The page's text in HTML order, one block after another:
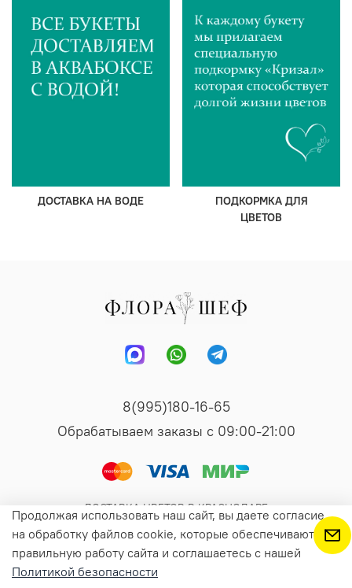
В корзину
ДОСТАВКА НА ВОДЕ
ПОДКОРМКА ДЛЯ
ЦВЕТОВ
8(995)180-16-65
Обрабатываем заказы с 09:00-21:00
ДОСТАВКА ЦВЕТОВ В КРАСНОДАРЕ
Продолжая использовать наш сайт, вы даете согласие
на обработку файлов cookie, которые обеспечивают
правильную работу сайта и соглашаетесь с нашей
Политикой безопасности